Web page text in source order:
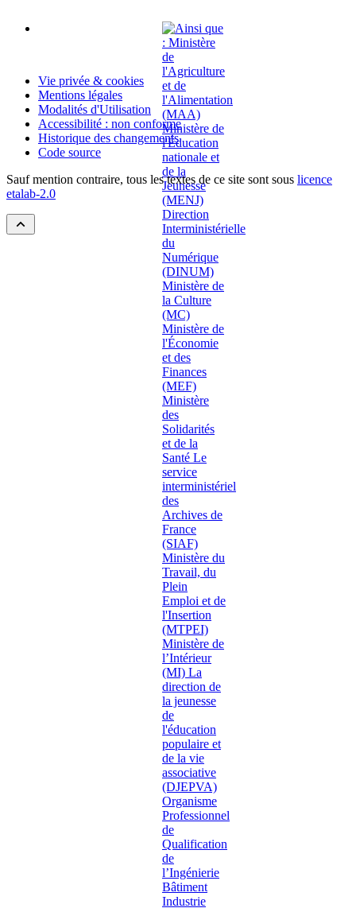
Vie privée & cookies
Mentions légales
Modalités d'Utilisation
Accessibilité : non conforme
Historique des changements
Code source
Sauf mention contraire, tous les textes de ce site sont sous licence
etalab-2.0